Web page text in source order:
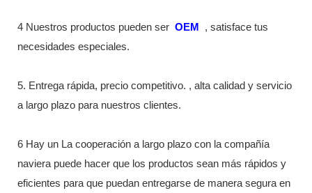
4 Nuestros productos pueden ser OEM
, satisface tus
necesidades especiales.
5. Entrega rápida, precio competitivo. , alta calidad y servicio
a largo plazo para nuestros clientes.
6 Hay un La cooperación a largo plazo con la compañía
naviera puede hacer que los productos sean más rápidos y
eficientes para que puedan entregarse de manera segura en